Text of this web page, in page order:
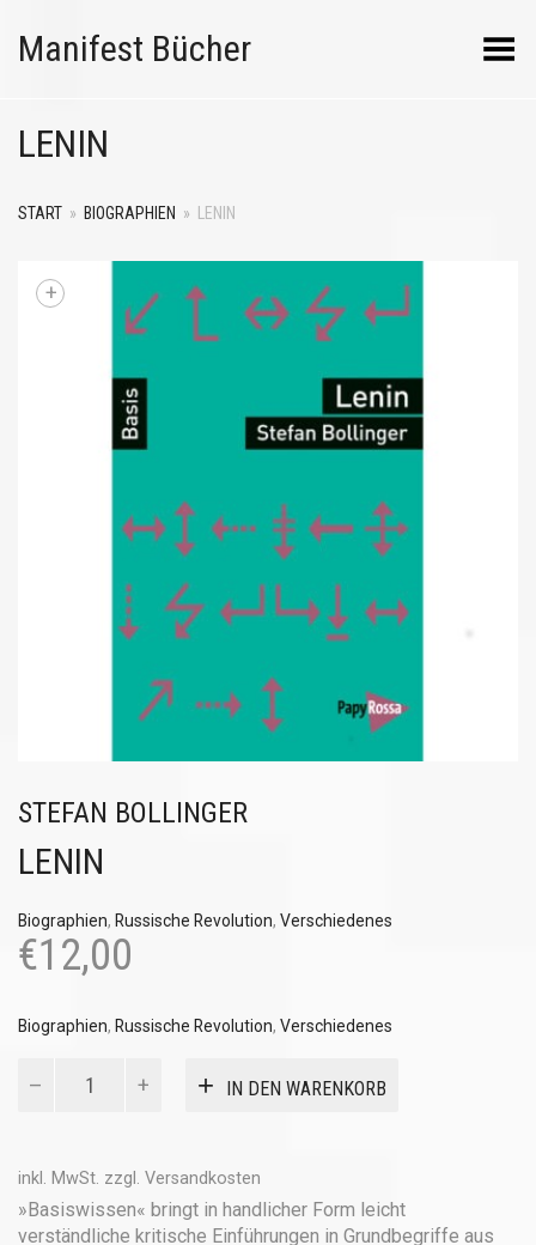
Manifest Bücher Menü umschalten
LENIN
START » BIOGRAPHIEN » LENIN
+
STEFAN BOLLINGER
LENIN
Biographien, Russische Revolution, Verschiedenes
€12,00
Biographien, Russische Revolution, Verschiedenes
IN DEN WARENKORB
inkl. MwSt. zzgl. Versandkosten
»Basiswissen« bringt in handlicher Form leicht
verständliche kritische Einführungen in Grundbegriffe aus